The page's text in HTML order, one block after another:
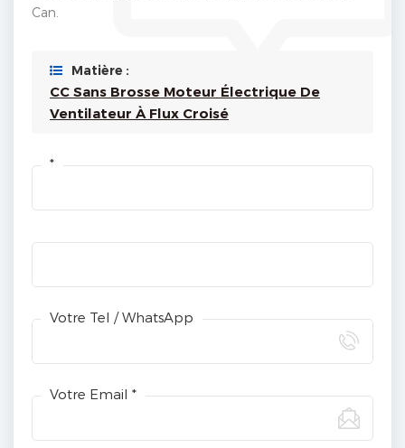
Can.
Matière :
CC Sans Brosse Moteur Électrique De
Ventilateur À Flux Croisé
*
Votre Tel / WhatsApp
Votre Email *